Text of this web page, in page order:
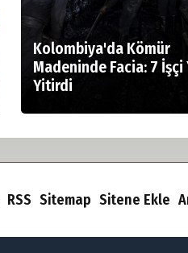
Kolombiya'da Kömür
Madeninde Facia: 7 İşçi
Yitirdi
RSS Sitemap Sitene Ekle